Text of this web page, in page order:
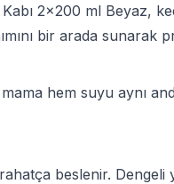
2x200 ml Beyaz,
bir arada sunarak
hem suyu aynı
beslenir.